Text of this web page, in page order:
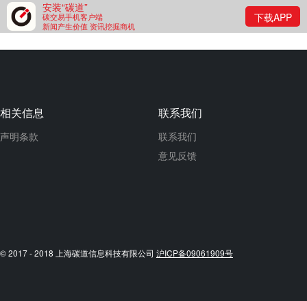
安装“碳道”
碳交易手机客户端
新闻产生价值 资讯挖掘商机
下载APP
相关信息
声明条款
联系我们
联系我们
意见反馈
© 2017 - 2018 上海碳道信息科技有限公司 沪ICP备09061909号